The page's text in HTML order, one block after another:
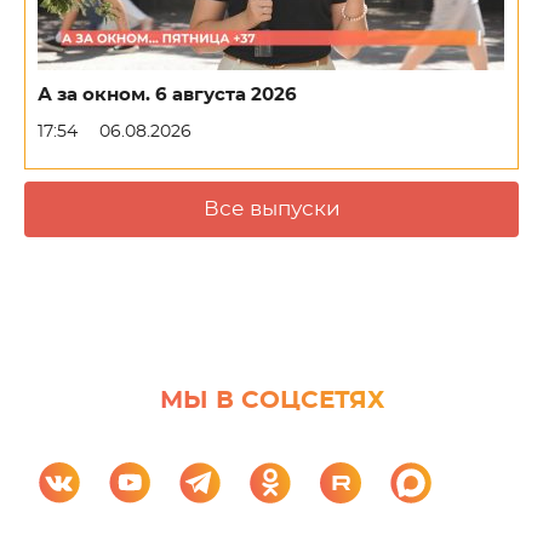
А за окном. 6 августа 2026
17:54 06.08.2026
Все выпуски
МЫ В СОЦСЕТЯХ